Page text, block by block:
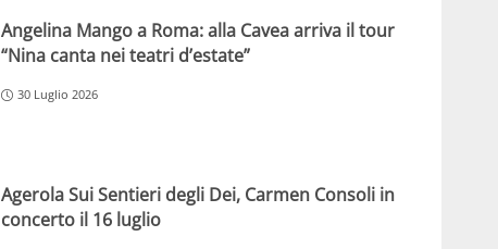
Angelina Mango a Roma: alla Cavea arriva il tour
“Nina canta nei teatri d’estate”
30 Luglio 2026
Agerola Sui Sentieri degli Dei, Carmen Consoli in
concerto il 16 luglio